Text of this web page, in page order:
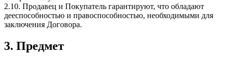
2.10. Продавец и Покупатель гарантируют, что обладают
дееспособностью и правоспособностью, необходимыми для
заключения Договора.
3. Предмет